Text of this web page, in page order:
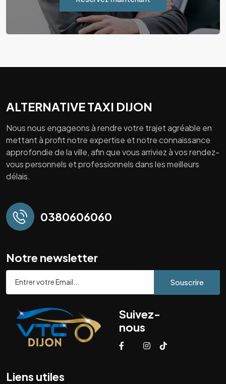
ALTERNATIVE TAXI DIJON
Nous nous engageons à rendre votre trajet agréable en
mettant à profit notre expertise et notre connaissance
approfondie de la ville, afin que vous arriviez à vos rendez-
vous personnels et professionnels dans les meilleurs
délais.
0380606060
Notre newsletter
Souscrire
Suivez-
nous
Liens utiles